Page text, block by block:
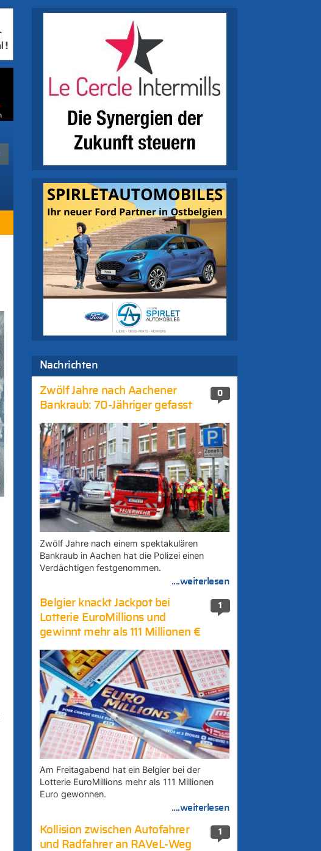
Nachrichten
0
Zwölf Jahre nach Aachener
Bankraub: 70-Jähriger gefasst
Zwölf Jahre nach einem spektakulären
Bankraub in Aachen hat die Polizei einen
Verdächtigen festgenommen.
....weiterlesen
1
Belgier knackt Jackpot bei
Lotterie EuroMillions und
gewinnt mehr als 111 Millionen €
Am Freitagabend hat ein Belgier bei der
Lotterie EuroMillions mehr als 111 Millionen
Euro gewonnen.
....weiterlesen
1
Kollision zwischen Autofahrer
und Radfahrer an RAVeL-Weg